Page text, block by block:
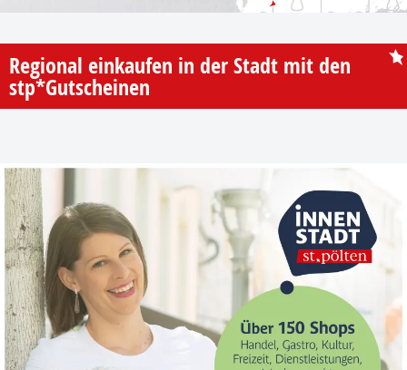
Regional einkaufen in der Stadt mit den
stp*Gutscheinen